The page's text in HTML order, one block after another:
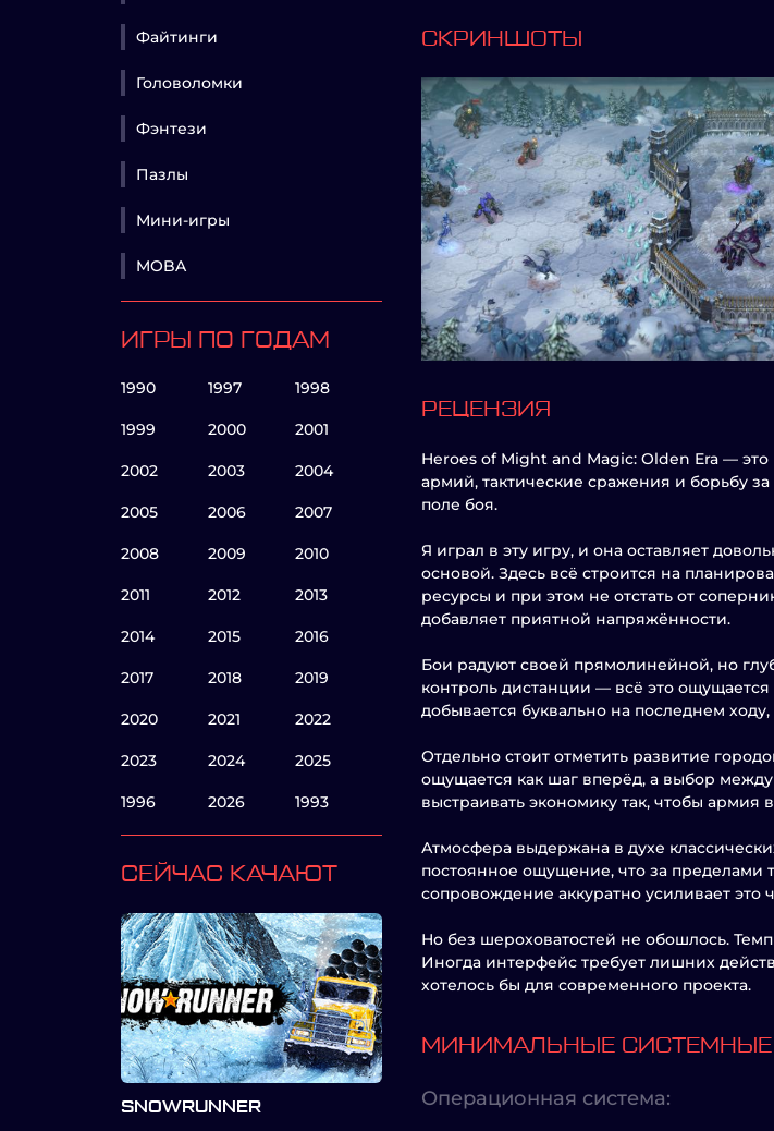
Файтинги
Головоломки
Фэнтези
Пазлы
Мини-игры
MOBA
ИГРЫ ПО ГОДАМ
1990 1997 1998
1999 2000 2001
2002 2003 2004
2005 2006 2007
2008 2009 2010
2011 2012 2013
2014 2015 2016
2017 2018 2019
2020 2021 2022
2023 2024 2025
1996 2026 1993
СЕЙЧАС КАЧАЮТ
SNOWRUNNER
СКРИНШОТЫ
РЕЦЕНЗИЯ
Heroes of Might and Magic: Olden Era —
армий, тактические сражения и борьбу
поле боя.
Я играл в эту игру, и она оставляет
основой. Здесь всё строится на
ресурсы и при этом не отстать от
добавляет приятной напряжённости.
Бои радуют своей прямолинейной, но
контроль дистанции — всё это
добывается буквально на последнем
Отдельно стоит отметить развитие
ощущается как шаг вперёд, а выбор
выстраивать экономику так, чтобы
Атмосфера выдержана в духе
постоянное ощущение, что за пределами
сопровождение аккуратно усиливает это
Но без шероховатостей не обошлось.
Иногда интерфейс требует лишних
хотелось бы для современного проекта.
МИНИМАЛЬНЫЕ СИСТЕМНЫЕ
Операционная система: